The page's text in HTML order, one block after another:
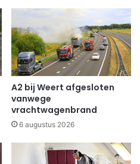
A2 bij Weert afgesloten
vanwege
vrachtwagenbrand
6 augustus 2026